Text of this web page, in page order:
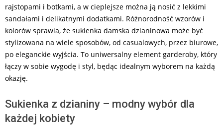
rajstopami i botkami, a w cieplejsze można ją nosić z lekkimi
sandałami i delikatnymi dodatkami. Różnorodność wzorów i
kolorów sprawia, że sukienka damska dzianinowa może być
stylizowana na wiele sposobów, od casualowych, przez biurowe,
po eleganckie wyjścia. To uniwersalny element garderoby, który
łączy w sobie wygodę i styl, będąc idealnym wyborem na każdą
okazję.
Sukienka z dzianiny – modny wybór dla
każdej kobiety